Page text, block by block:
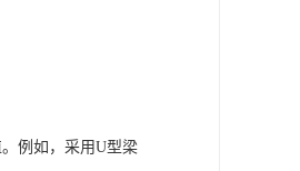
例如，采用U型梁